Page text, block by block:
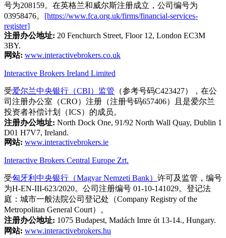
号为208159。在英格兰和威尔斯注册成立，公司编号为
03958476。 [https://www.fca.org.uk/firms/financial-services-
register]
注册办公地址: 20 Fenchurch Street, Floor 12, London EC3M
3BY.
网站: www.interactivebrokers.co.uk
Interactive Brokers Ireland Limited
受爱尔兰中央银行（CBI）监管 （参考号码C423427），在公
司注册办公室（CRO）注册（注册号码657406）且是爱尔兰
投资者补偿计划（ICS）的成员。
注册办公地址: North Dock One, 91/92 North Wall Quay, Dublin 1
D01 H7V7, Ireland.
网站: www.interactivebrokers.ie
Interactive Brokers Central Europe Zrt.
受匈牙利中央银行（Magyar Nemzeti Bank） 许可及监管，编号
为H-EN-III-623/2020。公司注册编号 01-10-141029。登记法
庭：城市一般法院公司登记处（Company Registry of the
Metropolitan General Court）。
注册办公地址: 1075 Budapest, Madách Imre út 13-14., Hungary.
网站: www.interactivebrokers.hu